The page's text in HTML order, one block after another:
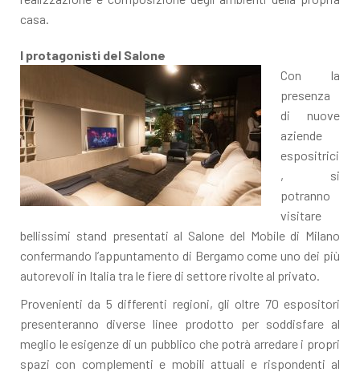
casa.
I protagonisti del Salone
Con la
presenza
di nuove
aziende
espositrici
, si
potranno
visitare
bellissimi stand presentati al Salone del Mobile di Milano
confermando l’appuntamento di Bergamo come uno dei più
autorevoli in Italia tra le fiere di settore rivolte al privato.
Provenienti da 5 differenti regioni, gli oltre 70 espositori
presenteranno diverse linee prodotto per soddisfare al
meglio le esigenze di un pubblico che potrà arredare i propri
spazi con complementi e mobili attuali e rispondenti al